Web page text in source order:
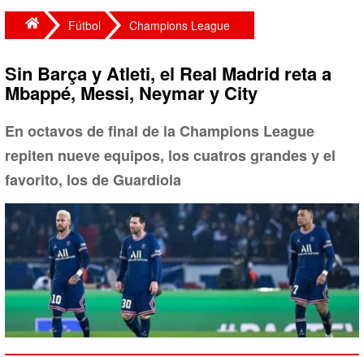
Fútbol Champions League
Sin Barça y Atleti, el Real Madrid reta a
Mbappé, Messi, Neymar y City
En octavos de final de la Champions League
repiten nueve equipos, los cuatros grandes y el
favorito, los de Guardiola